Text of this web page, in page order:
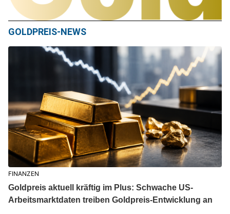
GOLDPREIS-NEWS
FINANZEN
Goldpreis aktuell kräftig im Plus: Schwache US-
Arbeitsmarktdaten treiben Goldpreis-Entwicklung an